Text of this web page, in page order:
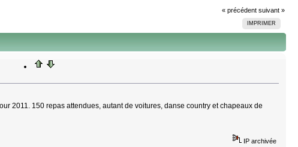
« précédent suivant »
IMPRIMER
2011. 150 repas attendues, autant de voitures, danse country et chapeaux de
IP archivée